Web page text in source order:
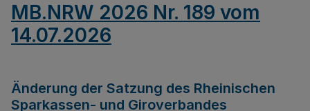
MB.NRW 2026 Nr. 189 vom
14.07.2026
Änderung der Satzung des Rheinischen
Sparkassen- und Giroverbandes